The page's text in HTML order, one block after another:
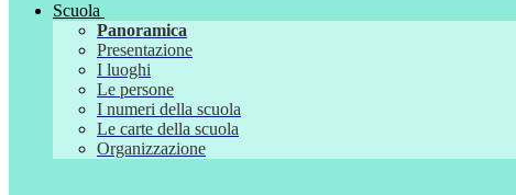
Scuola
Panoramica
Presentazione
I luoghi
Le persone
I numeri della scuola
Le carte della scuola
Organizzazione